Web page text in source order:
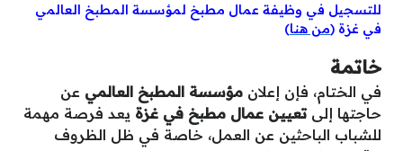
للتسجيل في وظيفة عمال مطبخ لمؤسسة المطبخ العالمي
في غزة (من هنا)
خاتمة
في الختام، فإن إعلان مؤسسة المطبخ العالمي عن
حاجتها إلىتعيين عمال مطبخ في غزة يعد فرصة مهمة
للشباب الباحثين عن العمل، خاصة في ظل الظروف